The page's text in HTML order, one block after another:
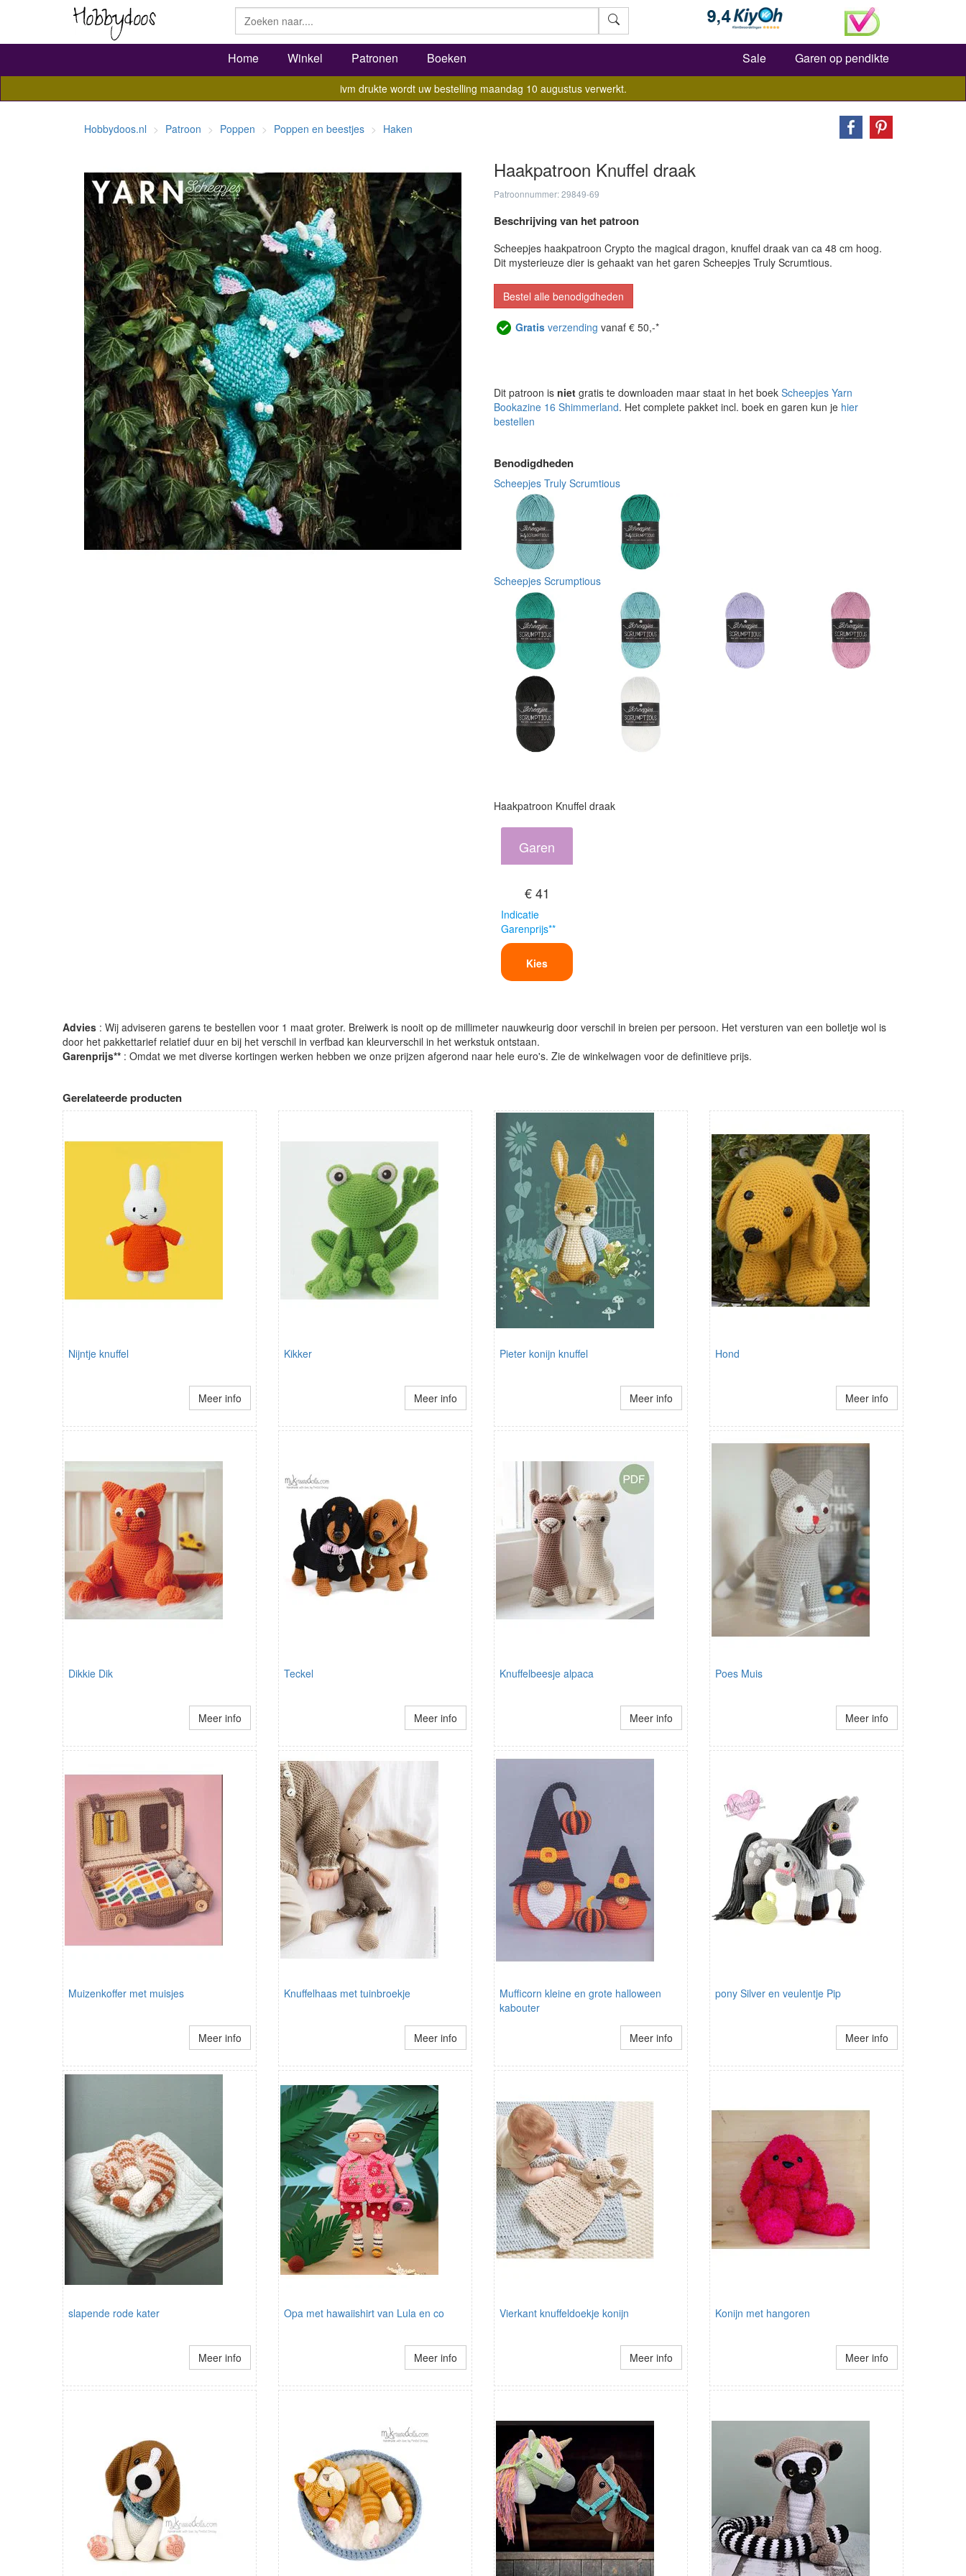
Zoeken
Home Winkel Patronen Boeken Sale Garen op pendikte
ivm drukte wordt uw bestelling maandag 10 augustus verwerkt.
Hobbydoos.nl Patroon Poppen Poppen en beestjes Haken
Haakpatroon Knuffel draak
Patroonnummer: 29849-69
Beschrijving van het patroon
Scheepjes haakpatroon Crypto the magical dragon, knuffel draak van ca 48 cm hoog.
Dit mysterieuze dier is gehaakt van het garen Scheepjes Truly Scrumtious.
Bestel alle benodigdheden
Gratis verzending vanaf € 50,-*
Dit patroon is niet gratis te downloaden maar staat in het boek Scheepjes Yarn
Bookazine 16 Shimmerland. Het complete pakket incl. boek en garen kun je hier
bestellen
Benodigdheden
Scheepjes Truly Scrumtious
Scheepjes Scrumptious
Haakpatroon Knuffel draak
Garen
€ 41
Indicatie
Garenprijs**
Kies
Advies : Wij adviseren garens te bestellen voor 1 maat groter. Breiwerk is nooit op de millimeter nauwkeurig door verschil in breien per persoon. Het versturen van een bolletje wol is
door het pakkettarief relatief duur en bij het verschil in verfbad kan kleurverschil in het werkstuk ontstaan.
Garenprijs** : Omdat we met diverse kortingen werken hebben we onze prijzen afgerond naar hele euro's. Zie de winkelwagen voor de definitieve prijs.
Gerelateerde producten
Nijntje knuffel
Meer info
Kikker
Meer info
Pieter konijn knuffel
Meer info
Hond
Meer info
Dikkie Dik
Meer info
Teckel
Meer info
Knuffelbeesje alpaca
Meer info
Poes Muis
Meer info
Muizenkoffer met muisjes
Meer info
Knuffelhaas met tuinbroekje
Meer info
Mufficorn kleine en grote halloween
kabouter
Meer info
pony Silver en veulentje Pip
Meer info
slapende rode kater
Meer info
Opa met hawaiishirt van Lula en co
Meer info
Vierkant knuffeldoekje konijn
Meer info
Konijn met hangoren
Meer info